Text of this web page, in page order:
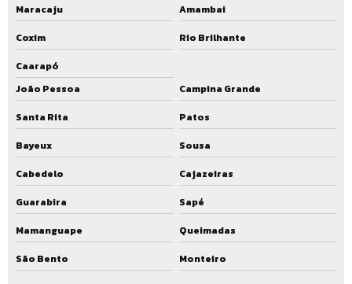
Maracaju
Amambai
Coxim
Rio Brilhante
Caarapó
João Pessoa
Campina Grande
Santa Rita
Patos
Bayeux
Sousa
Cabedelo
Cajazeiras
Guarabira
Sapé
Mamanguape
Queimadas
São Bento
Monteiro